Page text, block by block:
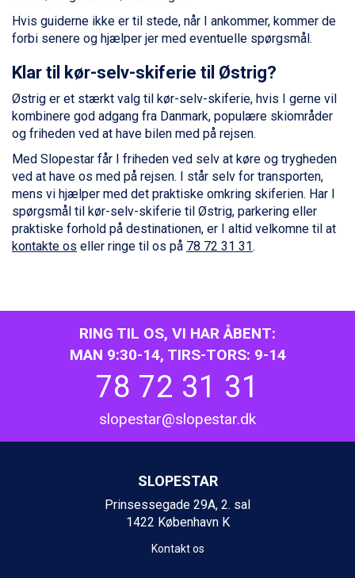
Saalbach fra DKK 5.945
Sölden fra DKK 8.445
Bad Hofgastein fra DKK 5.495
Sestriere fra DKK 4.395
Fieberbrunn fra DKK 6.145
Wagrain fra DKK 4.645
Ischgl fra DKK 7.095
Zell am See fra DKK 4.095
Livigno fra DKK 4.145
Canazei fra DKK 4.745
Ponte di Legno fra DKK 4.745
Bad Gastein fra DKK 4.195
Alleghe fra DKK 5.595
Cervinia fra DKK 5.295
Passo Tonale fra DKK 3.795
Saalbach fra DKK 5.945
Sölden fra DKK 8.445
Champoluc fra DKK 3.795
Sestriere fra DKK 4.395
Wagrain fra DKK 4.645
St. Anton fra DKK 7.245
Zell am See fra DKK 4.095
Livigno fra DKK 4.145
Hvis guiderne ikke er til stede, når I ankommer, kommer de
forbi senere og hjælper jer med eventuelle spørgsmål.
Klar til kør-selv-skiferie til Østrig?
Østrig er et stærkt valg til kør-selv-skiferie, hvis I gerne vil
kombinere god adgang fra Danmark, populære skiområder
og friheden ved at have bilen med på rejsen.
Med Slopestar får I friheden ved selv at køre og trygheden
ved at have os med på rejsen. I står selv for transporten,
mens vi hjælper med det praktiske omkring skiferien. Har I
spørgsmål til kør-selv-skiferie til Østrig, parkering eller
praktiske forhold på destinationen, er I altid velkomne til at
kontakte os eller ringe til os på 78 72 31 31.
RING TIL OS, VI HAR ÅBENT:
MAN 9:30-14, TIRS-TORS: 9-14
78 72 31 31
slopestar@slopestar.dk
SLOPESTAR
Prinsessegade 29A, 2. sal
1422 København K
Kontakt os